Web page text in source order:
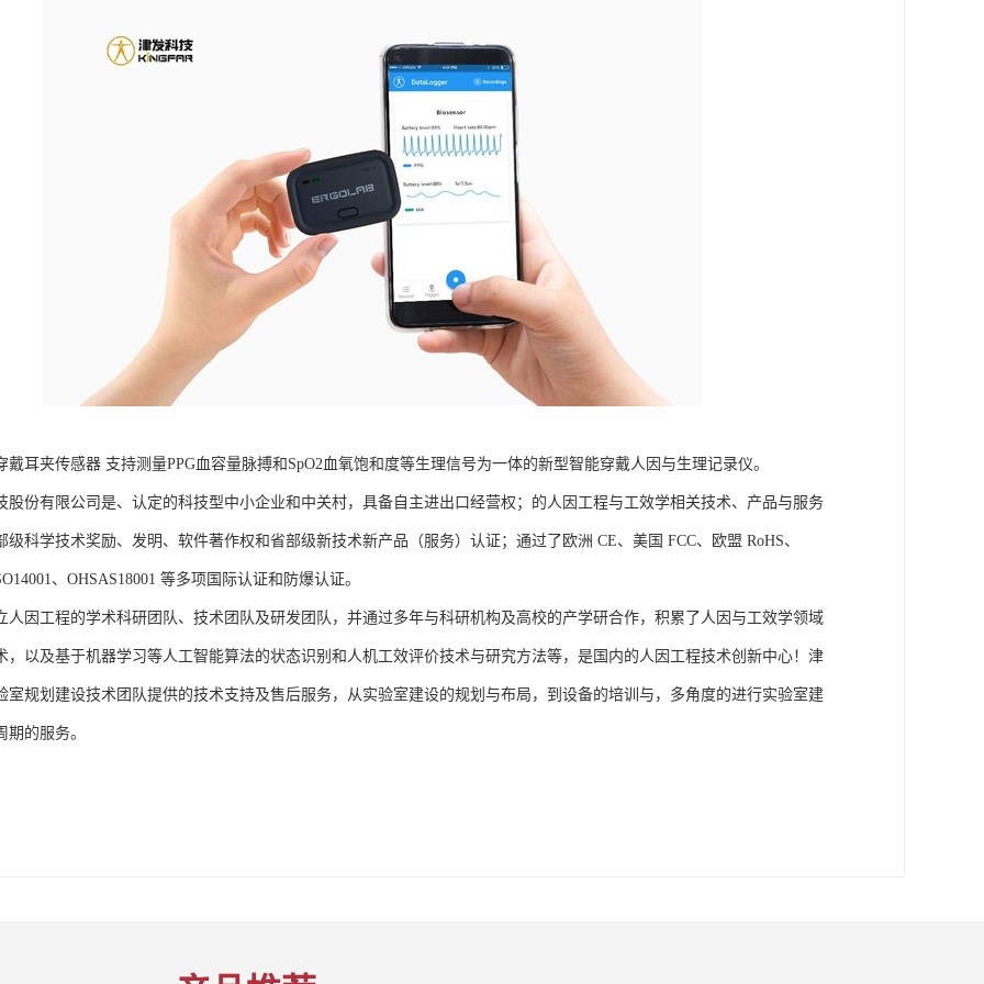
戴耳夹传感器 支持测量PPG血容量脉搏和SpO2血氧饱和度等生理信号为一体的新型智能穿戴人因与生理记录仪。
股份有限公司是、认定的科技型中小企业和中关村，具备自主进出口经营权；的人因工程与工效学相关技术、产品与服务
级科学技术奖励、发明、软件著作权和省部级新技术新产品（服务）认证；通过了欧洲 CE、美国 FCC、欧盟 RoHS、
、OHSAS18001 等多项国际认证和防爆认证。
人因工程的学术科研团队、技术团队及研发团队，并通过多年与科研机构及高校的产学研合作，积累了人因与工效学领域
，以及基于机器学习等人工智能算法的状态识别和人机工效评价技术与研究方法等，是国内的人因工程技术创新中心！津
室规划建设技术团队提供的技术支持及售后服务，从实验室建设的规划与布局，到设备的培训与，多角度的进行实验室建
期的服务。